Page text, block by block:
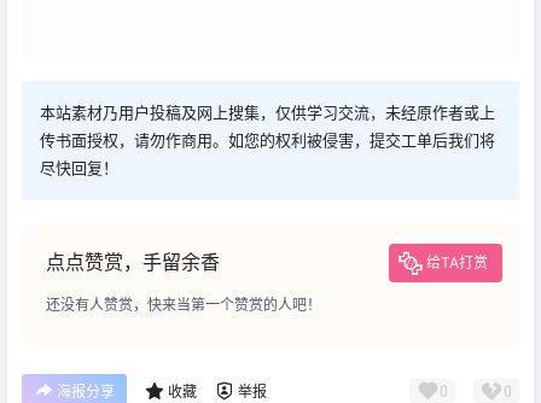
本站素材乃用户投稿及网上搜集，仅供学习交流，未经原作者或上
传书面授权，请勿作商用。如您的权利被侵害，提交工单后我们将
尽快回复！
点点赞赏，手留余香 给TA打赏
还没有人赞赏，快来当第一个赞赏的人吧！
海报分享 收藏 举报 0 0